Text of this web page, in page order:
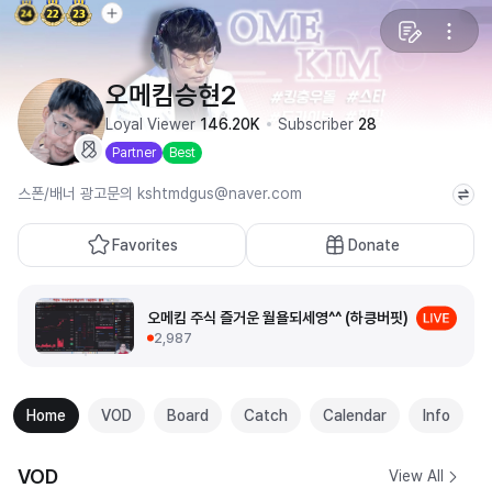
오메킴승현2
Loyal Viewer 146.20K Subscriber 28
Partner Best
스폰/배너 광고문의 kshtmdgus@naver.com
Favorites Donate
오메킴 주식 즐거운 월욜되세영^^ (하킁버핏)
2,987
Home VOD Board Catch Calendar Info
VOD View All